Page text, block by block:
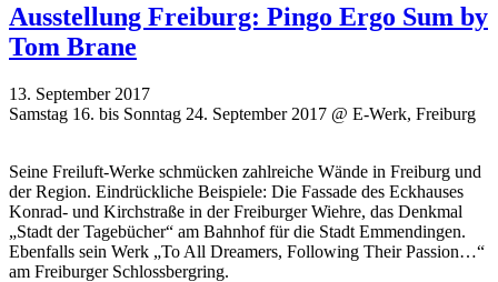
Ausstellung Freiburg: Pingo Ergo Sum by
Tom Brane
13. September 2017
Samstag 16. bis Sonntag 24. September 2017 @ E-Werk, Freiburg
Seine Freiluft-Werke schmücken zahlreiche Wände in Freiburg und
der Region. Eindrückliche Beispiele: Die Fassade des Eckhauses
Konrad- und Kirchstraße in der Freiburger Wiehre, das Denkmal
„Stadt der Tagebücher“ am Bahnhof für die Stadt Emmendingen.
Ebenfalls sein Werk „To All Dreamers, Following Their Passion…“
am Freiburger Schlossbergring.